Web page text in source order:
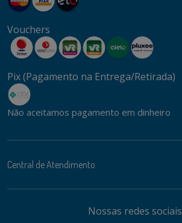
Vouchers
Pix (Pagamento na Entrega/Retirada)
Não aceitamos pagamento em dinheiro
Central de Atendimento
Nossas redes sociais